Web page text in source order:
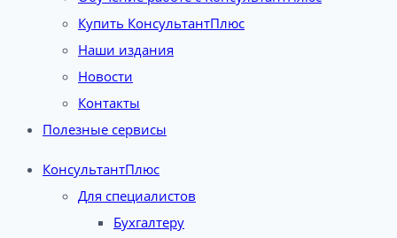
Купить КонсультантПлюс
Наши издания
Новости
Контакты
Полезные сервисы
КонсультантПлюс
Для специалистов
Бухгалтеру